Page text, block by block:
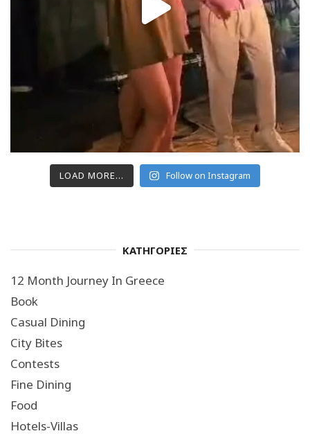
LOAD MORE... Follow on Instagram
ΚΑΤΗΓΟΡΙΕΣ
12 Month Journey In Greece
Book
Casual Dining
City Bites
Contests
Fine Dining
Food
Hotels-Villas